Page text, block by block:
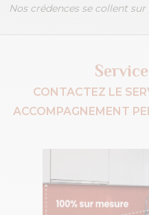
Nos crédences se collent
CONTACTEZ LE
ACCOMPAGNEMENT